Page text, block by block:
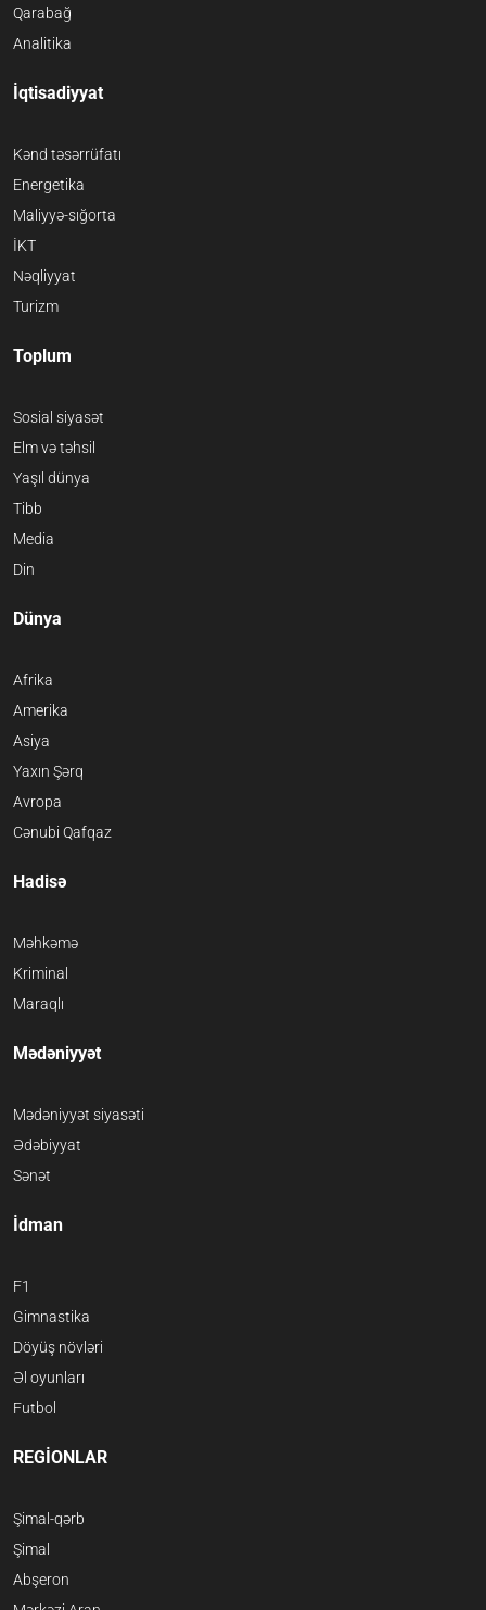
Qarabağ
Analitika
İqtisadiyyat
Kənd təsərrüfatı
Energetika
Maliyyə-sığorta
İKT
Nəqliyyat
Turizm
Toplum
Sosial siyasət
Elm və təhsil
Yaşıl dünya
Tibb
Media
Din
Dünya
Afrika
Amerika
Asiya
Yaxın Şərq
Avropa
Cənubi Qafqaz
Hadisə
Məhkəmə
Kriminal
Maraqlı
Mədəniyyət
Mədəniyyət siyasəti
Ədəbiyyat
Sənət
İdman
F1
Gimnastika
Döyüş növləri
Əl oyunları
Futbol
REGİONLAR
Şimal-qərb
Şimal
Abşeron